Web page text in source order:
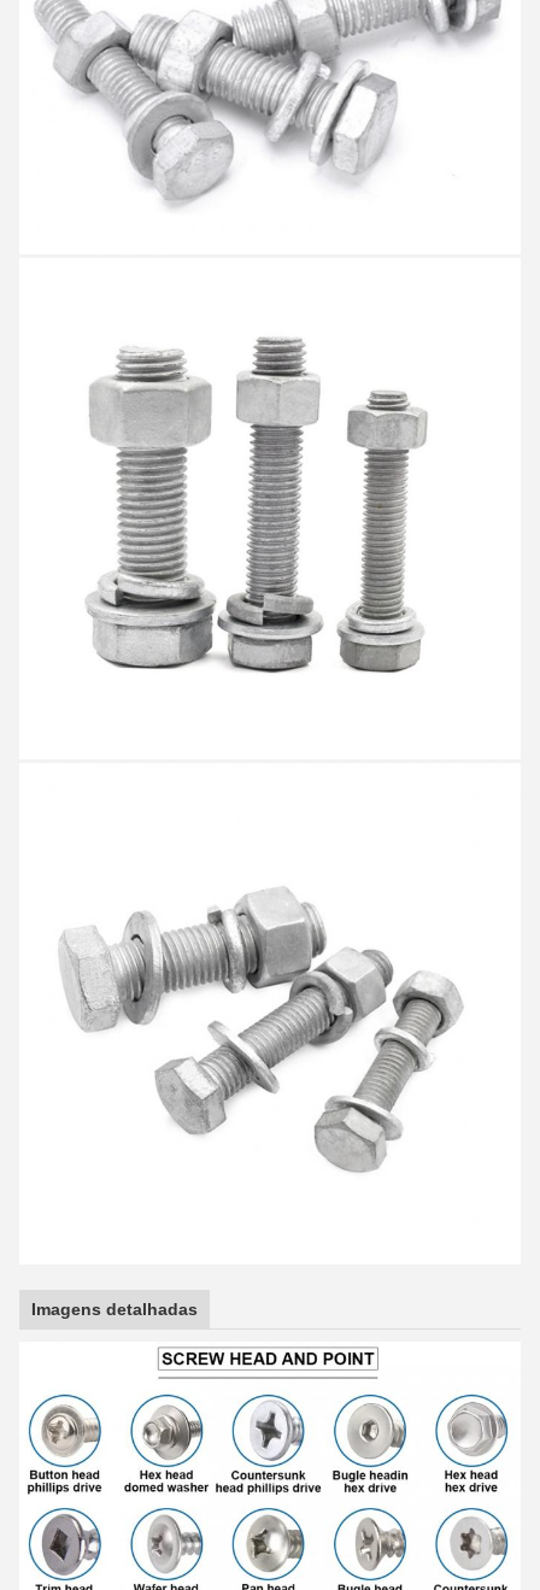
Imagens detalhadas